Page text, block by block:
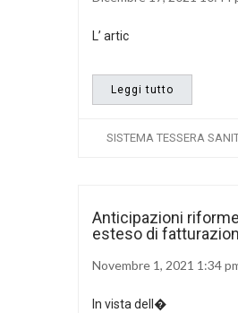
L’ artic
Leggi tutto
SISTEMA TESSERA
Anticipazioni
esteso di
Novembre 1, 2021 1:34
In vista dell�